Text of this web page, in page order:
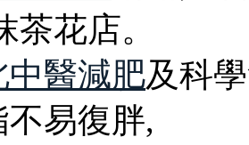
茶花店。
中醫減肥及科
不易復胖,